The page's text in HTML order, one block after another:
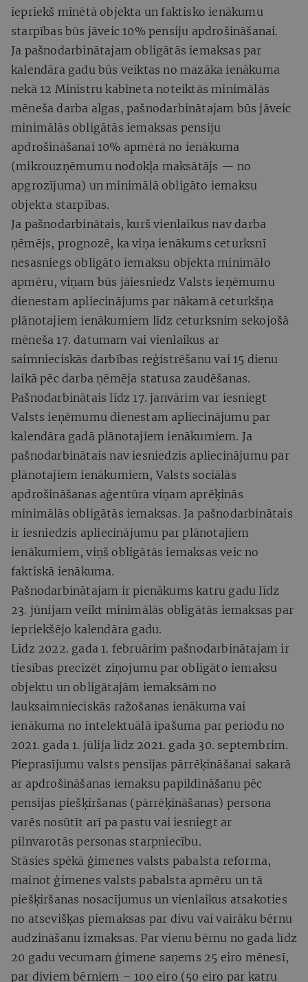
iepriekš minētā objekta un faktisko ienākumu
starpības būs jāveic 10% pensiju apdrošināšanai.
Ja pašnodarbinātajam obligātās iemaksas par
kalendāra gadu būs veiktas no mazāka ienākuma
nekā 12 Ministru kabineta noteiktās minimālās
mēneša darba algas, pašnodarbinātajam būs jāveic
minimālās obligātās iemaksas pensiju
apdrošināšanai 10% apmērā no ienākuma
(mikrouzņēmumu nodokļa maksātājs — no
apgrozījuma) un minimālā obligāto iemaksu
objekta starpības.
Ja pašnodarbinātais, kurš vienlaikus nav darba
ņēmējs, prognozē, ka viņa ienākums ceturksnī
nesasniegs obligāto iemaksu objekta minimālo
apmēru, viņam būs jāiesniedz Valsts ieņēmumu
dienestam apliecinājums par nākamā ceturkšņa
plānotajiem ienākumiem līdz ceturksnim sekojošā
mēneša 17. datumam vai vienlaikus ar
saimnieciskās darbības reģistrēšanu vai 15 dienu
laikā pēc darba ņēmēja statusa zaudēšanas.
Pašnodarbinātais līdz 17. janvārim var iesniegt
Valsts ieņēmumu dienestam apliecinājumu par
kalendāra gadā plānotajiem ienākumiem. Ja
pašnodarbinātais nav iesniedzis apliecinājumu par
plānotajiem ienākumiem, Valsts sociālās
apdrošināšanas aģentūra viņam aprēķinās
minimālās obligātās iemaksas. Ja pašnodarbinātais
ir iesniedzis apliecinājumu par plānotajiem
ienākumiem, viņš obligātās iemaksas veic no
faktiskā ienākuma.
Pašnodarbinātajam ir pienākums katru gadu līdz
23. jūnijam veikt minimālās obligātās iemaksas par
iepriekšējo kalendāra gadu.
Līdz 2022. gada 1. februārim pašnodarbinātajam ir
tiesības precizēt ziņojumu par obligāto iemaksu
objektu un obligātajām iemaksām no
lauksaimnieciskās ražošanas ienākuma vai
ienākuma no intelektuālā īpašuma par periodu no
2021. gada 1. jūlija līdz 2021. gada 30. septembrim.
Pieprasījumu valsts pensijas pārrēķināšanai sakarā
ar apdrošināšanas iemaksu papildināšanu pēc
pensijas piešķiršanas (pārrēķināšanas) persona
varēs nosūtīt arī pa pastu vai iesniegt ar
pilnvarotās personas starpniecību.
Stāsies spēkā ģimenes valsts pabalsta reforma,
mainot ģimenes valsts pabalsta apmēru un tā
piešķiršanas nosacījumus un vienlaikus atsakoties
no atsevišķas piemaksas par divu vai vairāku bērnu
audzināšanu izmaksas. Par vienu bērnu no gada līdz
20 gadu vecumam ģimene saņems 25 eiro mēnesī,
par diviem bērniem – 100 eiro (50 eiro par katru